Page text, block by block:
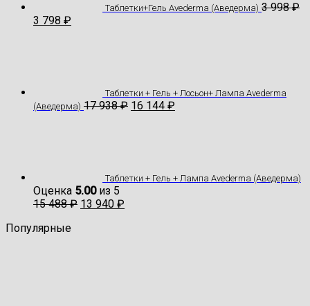
Таблетки+Гель Avederma (Аведерма) 3 998₽
3 798 ₽
Таблетки + Гель + Лосьон+ Лампа Avederma
(Аведерма) 17 938₽ 16 144 ₽
Таблетки + Гель + Лампа Avederma (Аведерма)
Оценка 5.00из 5
15 488₽ 13 940 ₽
Популярные